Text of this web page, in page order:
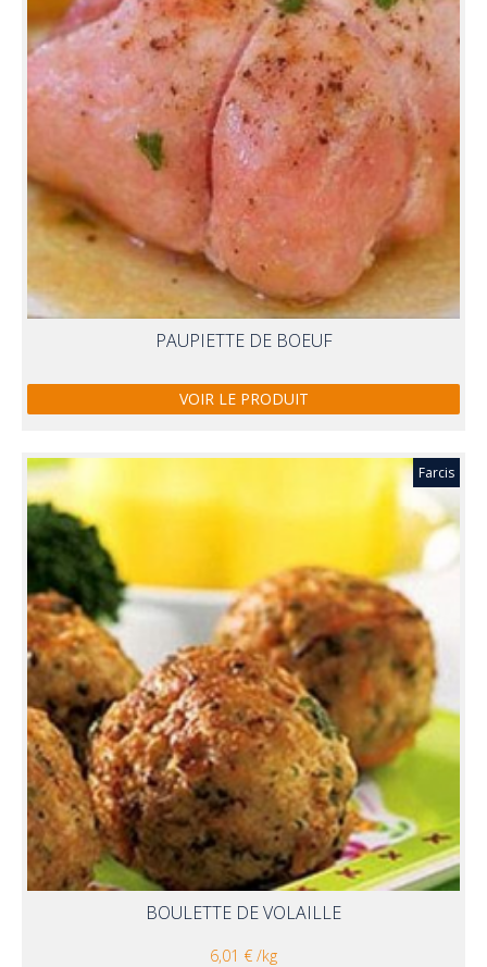
PAUPIETTE DE BOEUF
VOIR LE PRODUIT
Farcis
BOULETTE DE VOLAILLE
6,01 € /kg